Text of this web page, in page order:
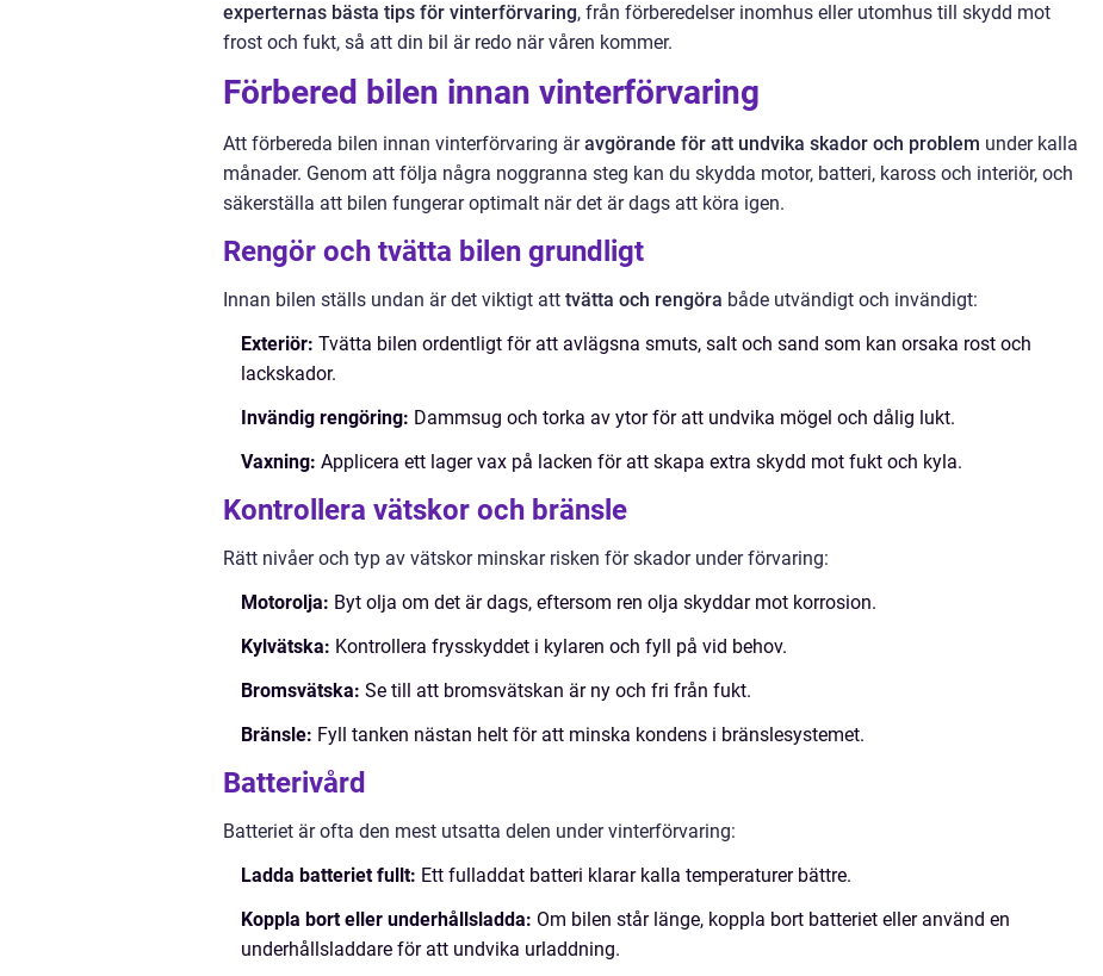
experternas bästa tips för vinterförvaring, från förberedelser inomhus eller utomhus till skydd mot
frost och fukt, så att din bil är redo när våren kommer.
Förbered bilen innan vinterförvaring
Att förbereda bilen innan vinterförvaring äravgörande för att undvika skador och problem under kalla
månader. Genom att följa några noggranna steg kan du skydda motor, batteri, kaross och interiör, och
säkerställa att bilen fungerar optimalt när det är dags att köra igen.
Rengör och tvätta bilen grundligt
Innan bilen ställs undan är det viktigt att tvätta och rengöra både utvändigt och invändigt:
Exteriör: Tvätta bilen ordentligt för att avlägsna smuts, salt och sand som kan orsaka rost och
lackskador.
Invändig rengöring: Dammsug och torka av ytor för att undvika mögel och dålig lukt.
Vaxning: Applicera ett lager vax på lacken för att skapa extra skydd mot fukt och kyla.
Kontrollera vätskor och bränsle
Rätt nivåer och typ av vätskor minskar risken för skador under förvaring:
Motorolja: Byt olja om det är dags, eftersom ren olja skyddar mot korrosion.
Kylvätska: Kontrollera frysskyddet i kylaren och fyll på vid behov.
Bromsvätska: Se till att bromsvätskan är ny och fri från fukt.
Bränsle: Fyll tanken nästan helt för att minska kondens i bränslesystemet.
Batterivård
Batteriet är ofta den mest utsatta delen under vinterförvaring:
Ladda batteriet fullt: Ett fulladdat batteri klarar kalla temperaturer bättre.
Koppla bort eller underhållsladda: Om bilen står länge, koppla bort batteriet eller använd en
underhållsladdare för att undvika urladdning.